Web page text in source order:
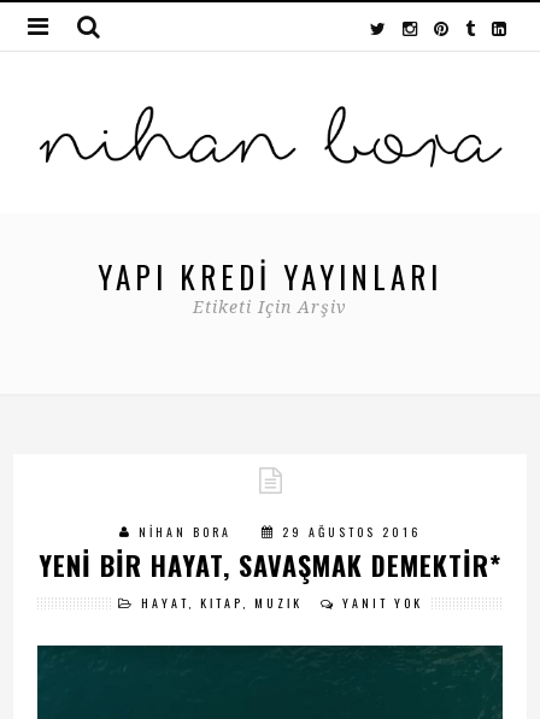
YAPI KREDI YAYINLARI
Etiketi Için Arşiv
NIHAN BORA 29 AĞUSTOS 2016
YENI BIR HAYAT, SAVAŞMAK DEMEKTIR*
HAYAT KITAP MÜZIK YANIT YOK